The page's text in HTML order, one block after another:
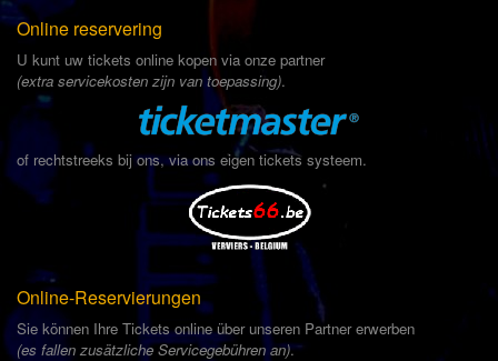
Online reservering
U kunt uw tickets online kopen via onze partner
(extra servicekosten zijn van toepassing).
of rechtstreeks bij ons, via ons eigen tickets systeem.
Online-Reservierungen
Sie können Ihre Tickets online über unseren Partner erwerben
(es fallen zusätzliche Servicegebühren an).